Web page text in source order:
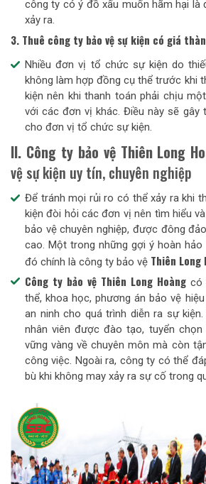
công ty có ý đồ xấu muốn hãm hại là
xảy ra.
3. Thuê công ty bảo vệ sự kiện có giá
Nhiều đơn vị tổ chức sự kiện do
không làm hợp đồng cụ thể trước khi
kiện nên khi thanh toán phải chịu
với các đơn vị khác. Điều này sẽ gây
cho đơn vị tổ chức sự kiện.
II. Công ty bảo vệ Thiên Long
vệ sự kiện uy tín, chuyên nghiệp
Để tránh mọi rủi ro có thể xảy ra khi
kiện đòi hỏi các đơn vị nên tìm hiểu
bảo vệ chuyên nghiệp, được đông
cao. Một trong những gợi ý hoàn hảo
đó chính là công ty bảo vệ Thiên Long
Công ty bảo vệ Thiên Long Hoàng có
thể, khoa học, phương án bảo vệ
an ninh cho quá trình diễn ra sự
nhân viên được đào tạo, tuyển chọn
vững vàng về chuyên môn mà còn
công việc. Ngoài ra, công ty có thể
bù khi không may xảy ra sự cố trong